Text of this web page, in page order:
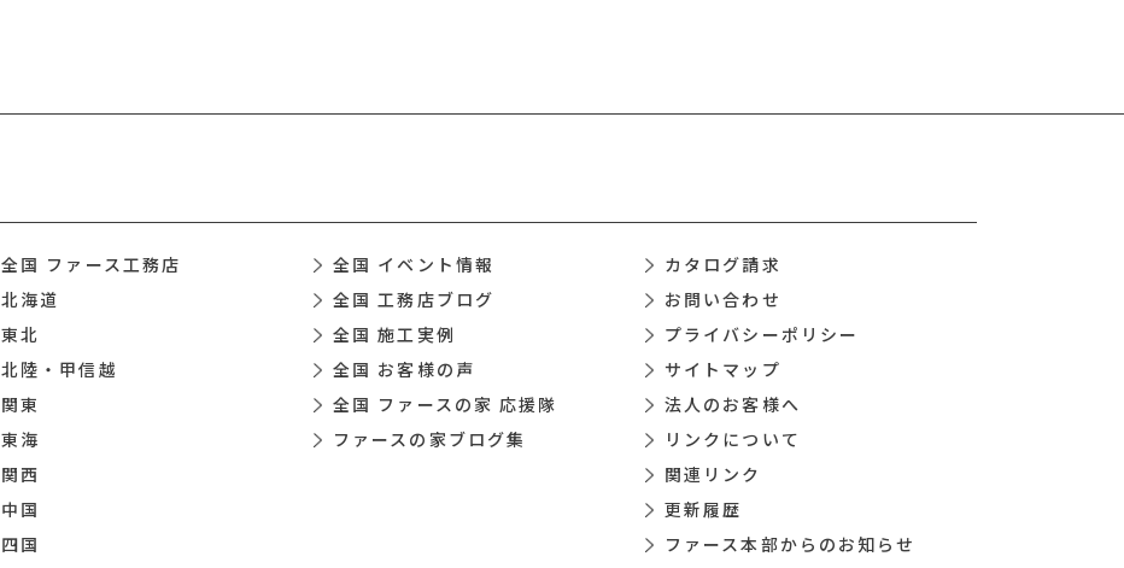
全国 ファース工務店
北海道
東北
北陸・甲信越
関東
東海
関西
中国
四国
全国 イベント情報
全国 工務店ブログ
全国 施工実例
全国 お客様の声
全国 ファースの家 応援隊
ファースの家ブログ集
カタログ請求
お問い合わせ
プライバシーポリシー
サイトマップ
法人のお客様へ
リンクについて
関連リンク
更新履歴
ファース本部からのお知らせ